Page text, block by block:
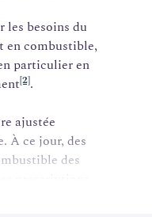
les besoins du
en combustible,
particulier en
[2].
ajustée
À ce jour, des
des
prescriptions
combustible